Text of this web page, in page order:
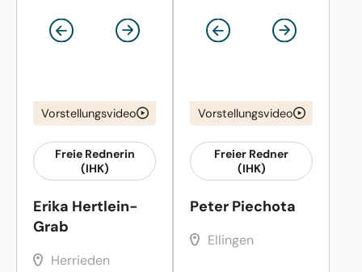
Vorstellungsvideo
Freie Rednerin
(IHK)
Erika Hertlein-
Grab
Herrieden
Vorstellungsvideo
Freier Redner
(IHK)
Peter Piechota
Ellingen